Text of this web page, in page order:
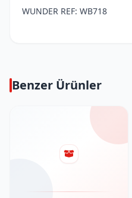
WUNDER REF: WB718
Benzer Ürünler